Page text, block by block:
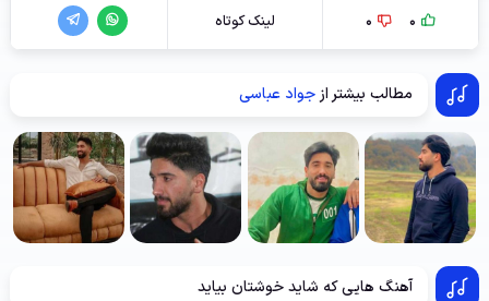
0
0 لینک کوتاه
مطالب بیشتر ازجواد عباسی
آهنگ هایی که شاید خوشتان بیاید